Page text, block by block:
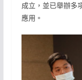
成立，並已舉辦多
應用。